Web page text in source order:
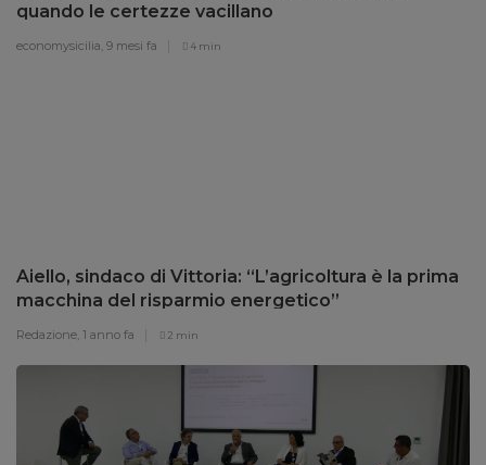
quando le certezze vacillano
economysicilia, 9 mesi fa 4 min
Aiello, sindaco di Vittoria: “L’agricoltura è la prima
macchina del risparmio energetico”
Redazione, 1 anno fa 2 min